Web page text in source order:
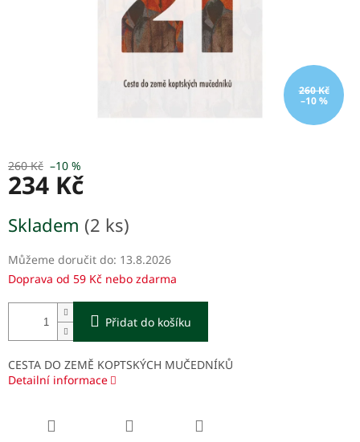
260 Kč
–10 %
260 Kč –10 %
234 Kč
cena:
Skladem (2 ks)
Můžeme doručit do: 13.8.2026
Doprava od 59 Kč nebo zdarma
Přidat do košíku
CESTA DO ZEMĚ KOPTSKÝCH MUČEDNÍKŮ
Detailní informace